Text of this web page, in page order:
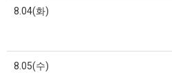
8.04(화)
8.05(수)